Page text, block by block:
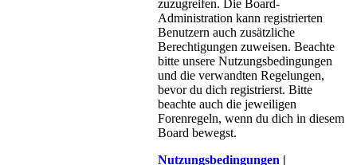
zuzugreifen. Die Board-
Administration kann registrierten
Benutzern auch zusätzliche
Berechtigungen zuweisen. Beachte
bitte unsere Nutzungsbedingungen
und die verwandten Regelungen,
bevor du dich registrierst. Bitte
beachte auch die jeweiligen
Forenregeln, wenn du dich in diesem
Board bewegst.
Nutzungsbedingungen |